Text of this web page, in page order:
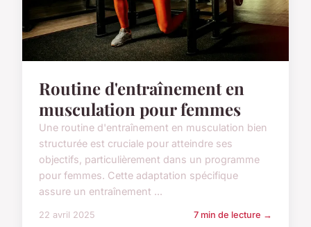
Routine d'entraînement en
musculation pour femmes
Une routine d'entraînement en musculation bien
structurée est cruciale pour atteindre ses
objectifs, particulièrement dans un programme
pour femmes. Cette adaptation spécifique
assure un entraînement ...
22 avril 2025 7 min de lecture →